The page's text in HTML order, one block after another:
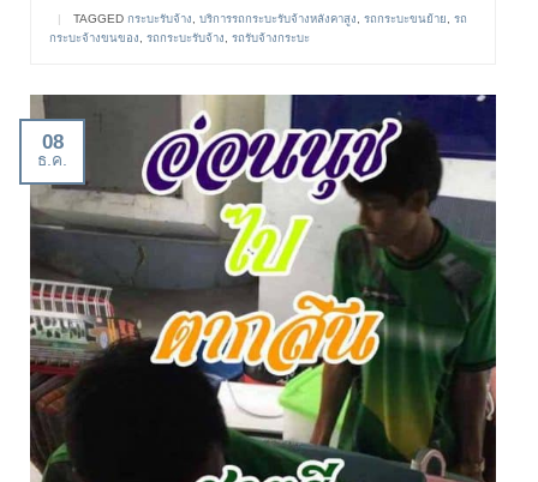
TAGGED กระบะรับจ้าง, บริการรถกระบะรับจ้างหลังคาสูง, รถกระบะขนย้าย, รถ
กระบะจ้างขนของ, รถกระบะรับจ้าง, รถรับจ้างกระบะ
08
ธ.ค.